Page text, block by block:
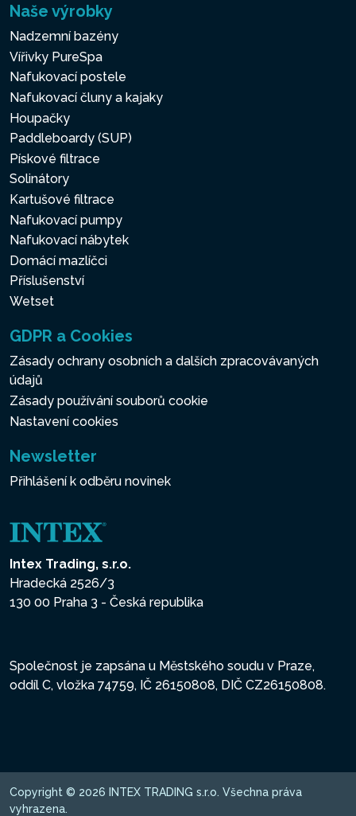
Naše výrobky
Nadzemní bazény
Vířivky PureSpa
Nafukovací postele
Nafukovací čluny a kajaky
Houpačky
Paddleboardy (SUP)
Pískové filtrace
Solinátory
Kartušové filtrace
Nafukovací pumpy
Nafukovací nábytek
Domácí mazlíčci
Příslušenství
Wetset
GDPR a Cookies
Zásady ochrany osobních a dalších zpracovávaných
údajů
Zásady používání souborů cookie
Nastavení cookies
Newsletter
Přihlášení k odběru novinek
Intex Trading, s.r.o.
Hradecká 2526/3
130 00 Praha 3 - Česká republika
Společnost je zapsána u Městského soudu v Praze,
oddíl C, vložka 74759, IČ 26150808, DIČ CZ26150808.
Copyright © 2026 INTEX TRADING s.r.o. Všechna práva
vyhrazena.